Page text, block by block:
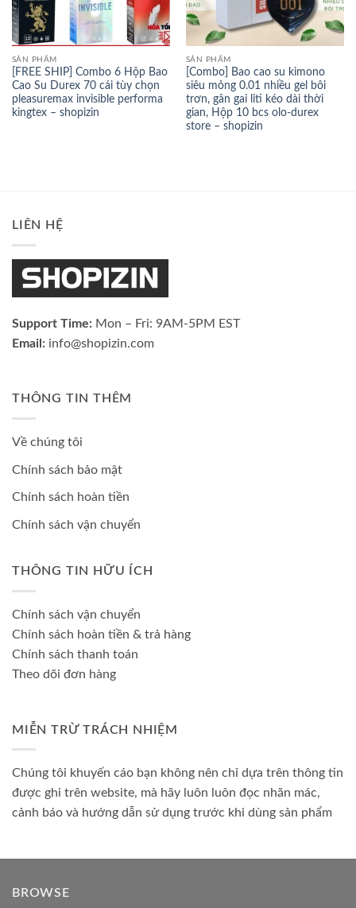
SẢN PHẨM
[FREE SHIP] Combo 6 Hộp Bao
Cao Su Durex 70 cái tùy chọn
pleasuremax invisible performa
kingtex – shopizin
SẢN PHẨM
[Combo] Bao cao su kimono
siêu mỏng 0.01 nhiều gel bôi
trơn, gân gai liti kéo dài thời
gian, Hộp 10 bcs olo-durex
store – shopizin
LIÊN HỆ
Support Time: Mon – Fri: 9AM-5PM EST
Email: info@shopizin.com
THÔNG TIN THÊM
Về chúng tôi
Chính sách bảo mật
Chính sách hoàn tiền
Chính sách vận chuyển
THÔNG TIN HỮU ÍCH
Chính sách vận chuyển
Chính sách hoàn tiền & trả hàng
Chính sách thanh toán
Theo dõi đơn hàng
MIỄN TRỪ TRÁCH NHIỆM
Chúng tôi khuyến cáo bạn không nên chỉ dựa trên thông tin
được ghi trên website, mà hãy luôn luôn đọc nhãn mác,
cảnh báo và hướng dẫn sử dụng trước khi dùng sản phẩm
BROWSE